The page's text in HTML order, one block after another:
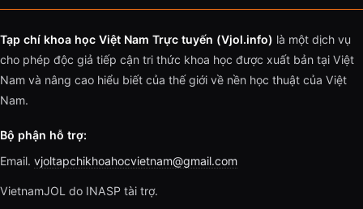
Tạp chí khoa học Việt Nam Trực tuyến (Vjol.info) là một dịch vụ
cho phép độc giả tiếp cận tri thức khoa học được xuất bản tại Việt
Nam và nâng cao hiểu biết của thế giới về nền học thuật của Việt
Nam.
Bộ phận hỗ trợ:
Email. vjoltapchikhoahocvietnam@gmail.com
VietnamJOL do INASP tài trợ.